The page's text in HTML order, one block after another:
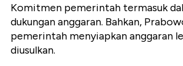
Komitmen pemerintah termasuk
dukungan anggaran. Bahkan,
pemerintah menyiapkan anggaran
diusulkan.